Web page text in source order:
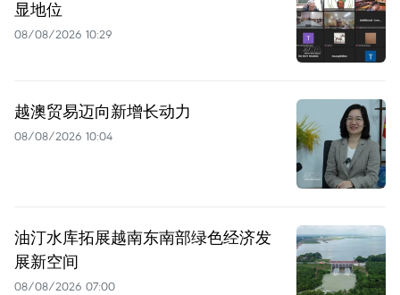
显地位
08/08/2026 10:29
越澳贸易迈向新增长动力
08/08/2026 10:04
油汀水库拓展越南东南部绿色经济发
展新空间
08/08/2026 07:00